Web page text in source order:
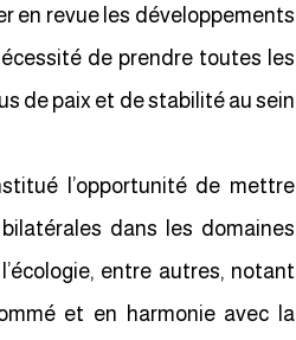
en revue les développements
de prendre toutes les
de paix et de stabilité au sein
l’opportunité de mettre
dans les domaines
entre autres, notant
et en harmonie avec la